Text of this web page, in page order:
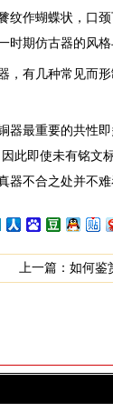
纹作蝴蝶状，口
时期仿古器的风格
，有几种常见而
器最重要的共性
此即使未有铭文
器不合之处并不
上一篇： 如何鉴